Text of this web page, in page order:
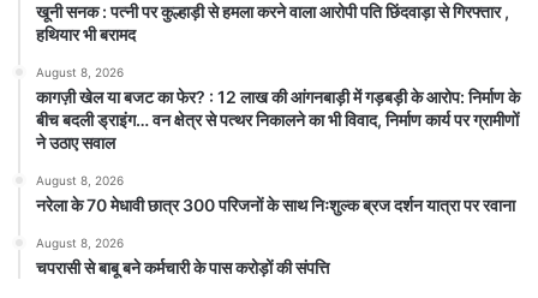
खूनी सनक : पत्नी पर कुल्हाड़ी से हमला करने वाला आरोपी पति छिंदवाड़ा से गिरफ्तार ,
हथियार भी बरामद
August 8, 2026
कागज़ी खेल या बजट का फेर? : 12 लाख की आंगनबाड़ी में गड़बड़ी के आरोप: निर्माण के
बीच बदली ड्राइंग… वन क्षेत्र से पत्थर निकालने का भी विवाद, निर्माण कार्य पर ग्रामीणों
ने उठाए सवाल
August 8, 2026
नरेला के 70 मेधावी छात्र 300 परिजनों के साथ निःशुल्क ब्रज दर्शन यात्रा पर रवाना
August 8, 2026
चपरासी से बाबू बने कर्मचारी के पास करोड़ों की संपत्ति